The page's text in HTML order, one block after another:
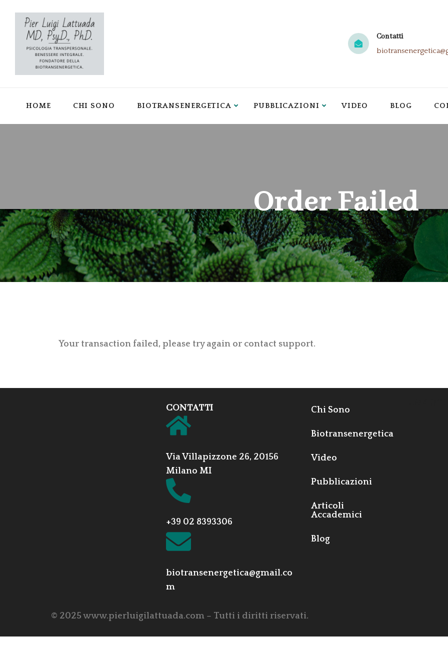
Contatti
HOME CHI SONO BIOTRANSENERGETICA PUBBLICAZIONI VIDEO BLOG
Order Failed
Your transaction failed, please try again or contact support.
CONTATTI
Via Villapizzone 26, 20156
Milano MI
+39 02 8393306
biotransenergetica@gmail.co
m
Chi Sono
Biotransenergetica
Video
Pubblicazioni
Articoli
Accademici
Blog
© 2025 www.pierluigilattuada.com – Tutti i diritti riservati.